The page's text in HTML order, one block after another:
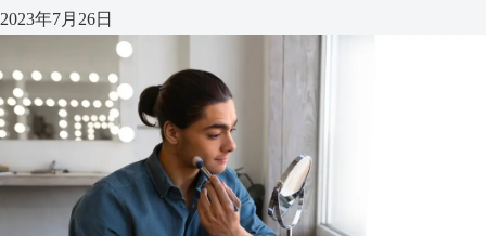
2023年7月26日